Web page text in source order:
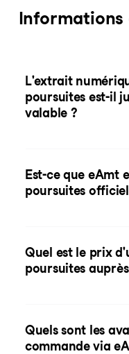
Informations
L'extrait
poursuites est-il
valable ?
Est-ce que eAmt
poursuites
Quel est le prix
poursuites
Quels sont les
commande via